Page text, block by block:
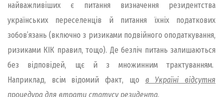
найважливіших є питання визначення резидентства
українських переселенців й питання їхніх податкових
зобов’язань (включно з ризиками подвійного оподаткування,
ризиками КІК правил, тощо). Де безліч питань залишаються
без відповідей, щє й з множинним трактуванням.
Наприклад, всім відомий факт, що в Україні відсутня
процедура для втрати статусу резидента.